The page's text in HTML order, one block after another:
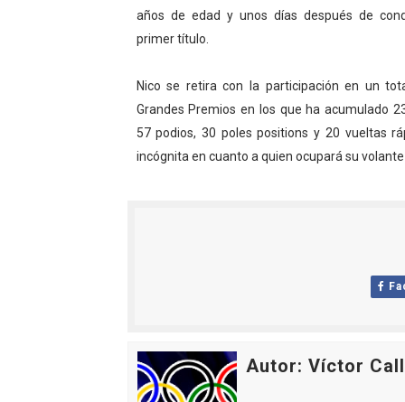
EFA y AFLE 2026 - Regular
Grandes éxitos por fin
Campeonato de Europa
Campeonato de Europa
Mundial de lacrosse
Máxima celebración en
Mundial de esgrima
Raquel Rodriguez es la
Athletes Unlimited Softball
Mundial de piragüismo
años de edad y unos días después de
primer título.
Nico se retira con la participación en un
Grandes Premios en los que ha acumulado
57 podios, 30 poles positions y 20 vueltas
incógnita en cuanto a quien ocupará su volante
Autor: Víctor